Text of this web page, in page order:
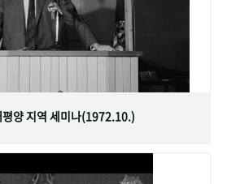
평양 지역 세미나(1972.10.)